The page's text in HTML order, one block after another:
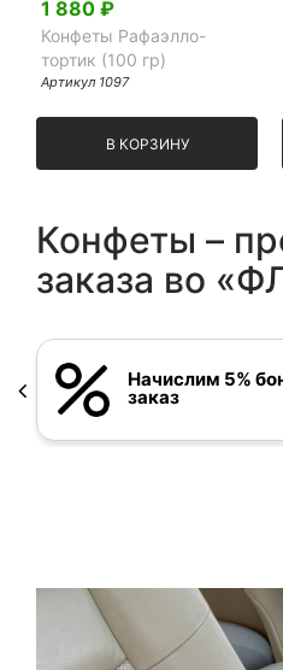
1 880 ₽
Конфеты Рафаэлло-
тортик (100 гр)
Артикул 1097
В КОРЗИНУ
Конфеты –
заказа во
Начислим 5%
заказ